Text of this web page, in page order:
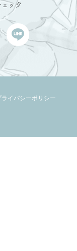
ック
ライバシーポリシー